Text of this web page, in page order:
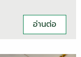
อ่านต่อ